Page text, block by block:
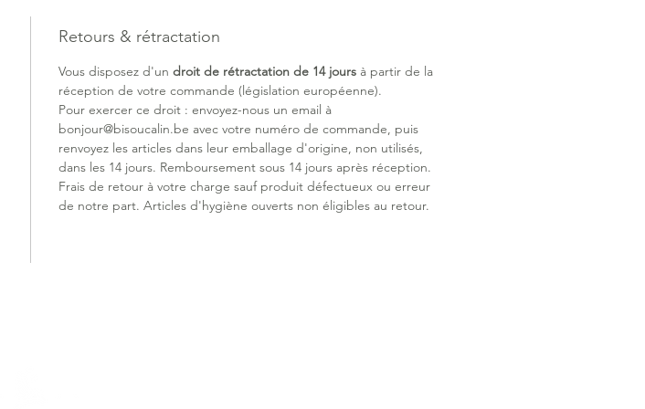
Double ouverture zippée par la gauche ou
réveiller.
2. Transport sécurisé
Ouverture pour faire passer les ceintures et
fermer le harnais au plus près du corps de
bébé.
3. Compatible tous modèles
Convient à tous les sièges auto, nacelles et
poussettes à harnais 3 et 5 points.
Retours & rétractation
Vous disposez d'un droit de rétractation de 14 jours à partir de la
réception de votre commande (législation européenne).
Pour exercer ce droit : envoyez-nous un email à
bonjour@bisoucalin.be avec votre numéro de commande, puis
renvoyez les articles dans leur emballage d'origine, non utilisés,
dans les 14 jours. Remboursement sous 14 jours après réception.
Frais de retour à votre charge sauf produit défectueux ou erreur
de notre part. Articles d'hygiène ouverts non éligibles au retour.